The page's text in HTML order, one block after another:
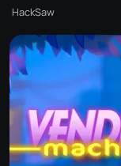
HackSaw